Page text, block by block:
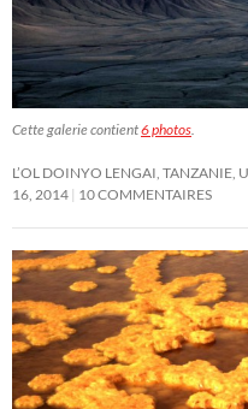
Cette galerie contient6 photos.
L’OL DOINYO LENGAI,
16, 2014 10 COMMENTAIRES